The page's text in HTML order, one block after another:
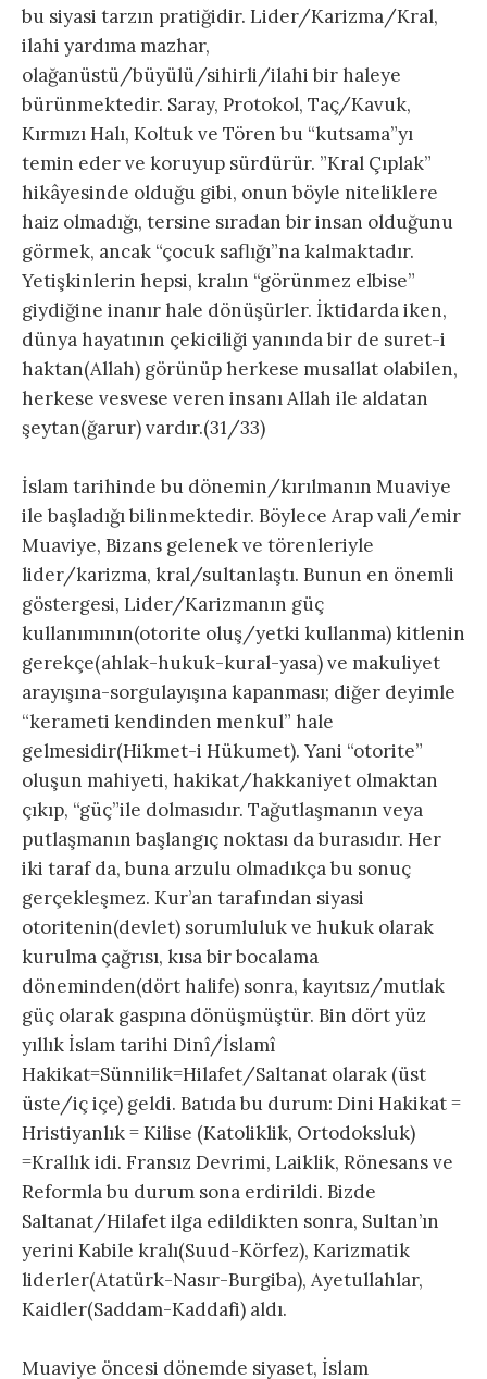
bu siyasi tarzın pratiğidir. Lider/Karizma/Kral,
ilahi yardıma mazhar,
olağanüstü/büyülü/sihirli/ilahi bir haleye
bürünmektedir. Saray, Protokol, Taç/Kavuk,
Kırmızı Halı, Koltuk ve Tören bu “kutsama”yı
temin eder ve koruyup sürdürür. ”Kral Çıplak”
hikâyesinde olduğu gibi, onun böyle niteliklere
haiz olmadığı, tersine sıradan bir insan olduğunu
görmek, ancak “çocuk saflığı”na kalmaktadır.
Yetişkinlerin hepsi, kralın “görünmez elbise”
giydiğine inanır hale dönüşürler. İktidarda iken,
dünya hayatının çekiciliği yanında bir de suret-i
haktan(Allah) görünüp herkese musallat olabilen,
herkese vesvese veren insanı Allah ile aldatan
şeytan(ğarur) vardır.(31/33)
İslam tarihinde bu dönemin/kırılmanın Muaviye
ile başladığı bilinmektedir. Böylece Arap vali/emir
Muaviye, Bizans gelenek ve törenleriyle
lider/karizma, kral/sultanlaştı. Bunun en önemli
göstergesi, Lider/Karizmanın güç
kullanımının(otorite oluş/yetki kullanma) kitlenin
gerekçe(ahlak-hukuk-kural-yasa) ve makuliyet
arayışına-sorgulayışına kapanması; diğer deyimle
“kerameti kendinden menkul” hale
gelmesidir(Hikmet-i Hükumet). Yani “otorite”
oluşun mahiyeti, hakikat/hakkaniyet olmaktan
çıkıp, “güç”ile dolmasıdır. Tağutlaşmanın veya
putlaşmanın başlangıç noktası da burasıdır. Her
iki taraf da, buna arzulu olmadıkça bu sonuç
gerçekleşmez. Kur’an tarafından siyasi
otoritenin(devlet) sorumluluk ve hukuk olarak
kurulma çağrısı, kısa bir bocalama
döneminden(dört halife) sonra, kayıtsız/mutlak
güç olarak gaspına dönüşmüştür. Bin dört yüz
yıllık İslam tarihi Dinî/İslamî
Hakikat=Sünnilik=Hilafet/Saltanat olarak (üst
üste/iç içe) geldi. Batıda bu durum: Dini Hakikat =
Hristiyanlık = Kilise (Katoliklik, Ortodoksluk)
=Krallık idi. Fransız Devrimi, Laiklik, Rönesans ve
Reformla bu durum sona erdirildi. Bizde
Saltanat/Hilafet ilga edildikten sonra, Sultan’ın
yerini Kabile kralı(Suud-Körfez), Karizmatik
liderler(Atatürk-Nasır-Burgiba), Ayetullahlar,
Kaidler(Saddam-Kaddafi) aldı.
Muaviye öncesi dönemde siyaset, İslam